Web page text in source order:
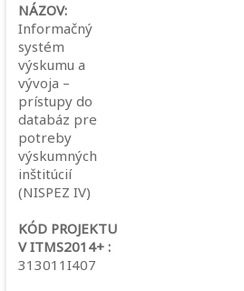
NÁZOV:
Informačný
systém
výskumu a
vývoja –
prístupy do
databáz pre
potreby
výskumných
inštitúcií
(NISPEZ IV)
KÓD PROJEKTU
V ITMS2014+ :
313011I407